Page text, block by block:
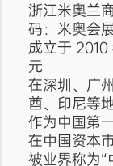
浙江米奥兰
码：米奥会
成立于
元
在深圳、广
酋、印尼等
作为中国第
在中国资本
被业界称为“